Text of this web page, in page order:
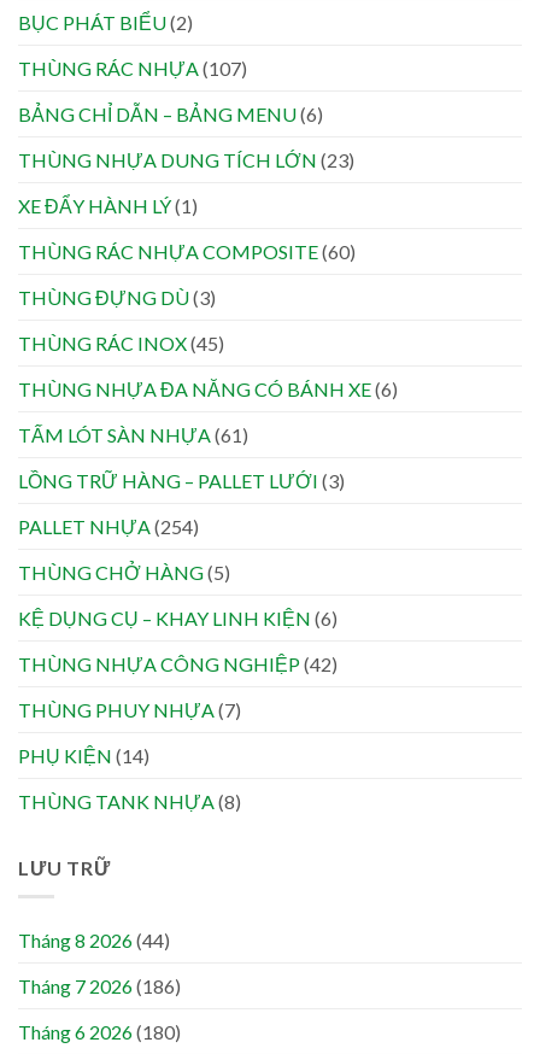
BỤC PHÁT BIỂU(2)
THÙNG RÁC NHỰA (107)
BẢNG CHỈ DẪN – BẢNG MENU(6)
THÙNG NHỰA DUNG TÍCH LỚN (23)
XE ĐẨY HÀNH LÝ(1)
THÙNG RÁC NHỰA COMPOSITE(60)
THÙNG ĐỰNG DÙ(3)
THÙNG RÁC INOX(45)
THÙNG NHỰA ĐA NĂNG CÓ BÁNH XE(6)
TẤM LÓT SÀN NHỰA (61)
LỒNG TRỮ HÀNG – PALLET LƯỚI (3)
PALLET NHỰA (254)
THÙNG CHỞ HÀNG(5)
KỆ DỤNG CỤ – KHAY LINH KIỆN (6)
THÙNG NHỰA CÔNG NGHIỆP(42)
THÙNG PHUY NHỰA (7)
PHỤ KIỆN (14)
THÙNG TANK NHỰA (8)
LƯU TRỮ
Tháng 8 2026(44)
Tháng 7 2026(186)
Tháng 6 2026(180)